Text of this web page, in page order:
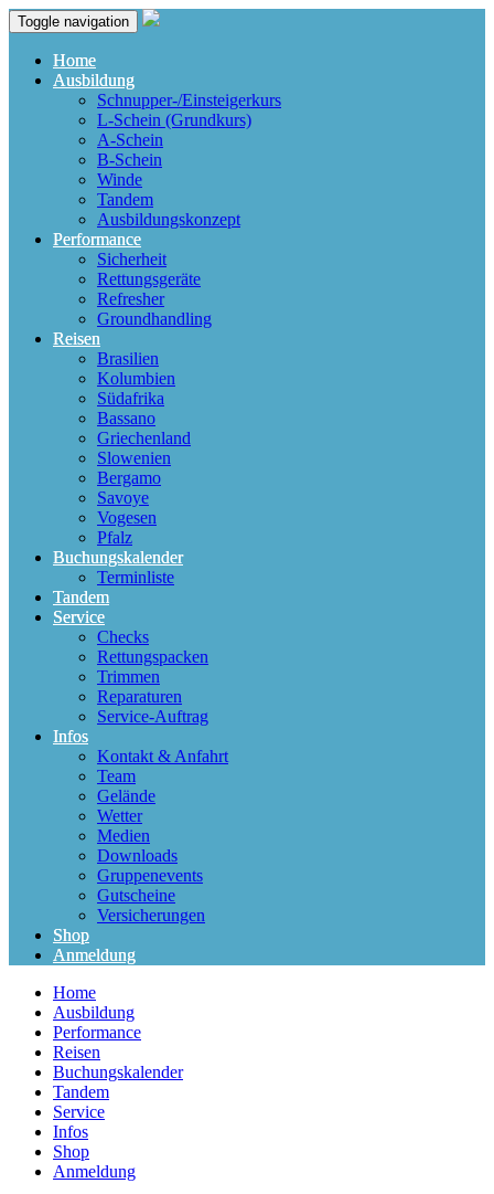
Toggle navigation
Home
Ausbildung
Schnupper-/Einsteigerkurs
L-Schein (Grundkurs)
A-Schein
B-Schein
Winde
Tandem
Ausbildungskonzept
Performance
Sicherheit
Rettungsgeräte
Refresher
Groundhandling
Reisen
Brasilien
Kolumbien
Südafrika
Bassano
Griechenland
Slowenien
Bergamo
Savoye
Vogesen
Pfalz
Buchungskalender
Terminliste
Tandem
Service
Checks
Rettungspacken
Trimmen
Reparaturen
Service-Auftrag
Infos
Kontakt & Anfahrt
Team
Gelände
Wetter
Medien
Downloads
Gruppenevents
Gutscheine
Versicherungen
Shop
Anmeldung
Home
Ausbildung
Performance
Reisen
Buchungskalender
Tandem
Service
Infos
Shop
Anmeldung